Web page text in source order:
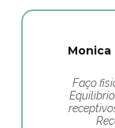
Monica
Faço